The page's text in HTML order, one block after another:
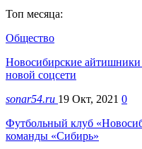
Топ месяца:
Общество
Новосибирские айтишники
новой соцсети
sonar54.ru 19 Окт, 2021 0
Футбольный клуб
команды «Сибирь»